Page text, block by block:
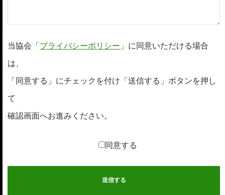
当協会「 プライバシーポリシー 」に同意いただける場合
は、
「同意する」にチェックを付け「送信する」ボタンを押し
て
確認画面へお進みください。
同意する